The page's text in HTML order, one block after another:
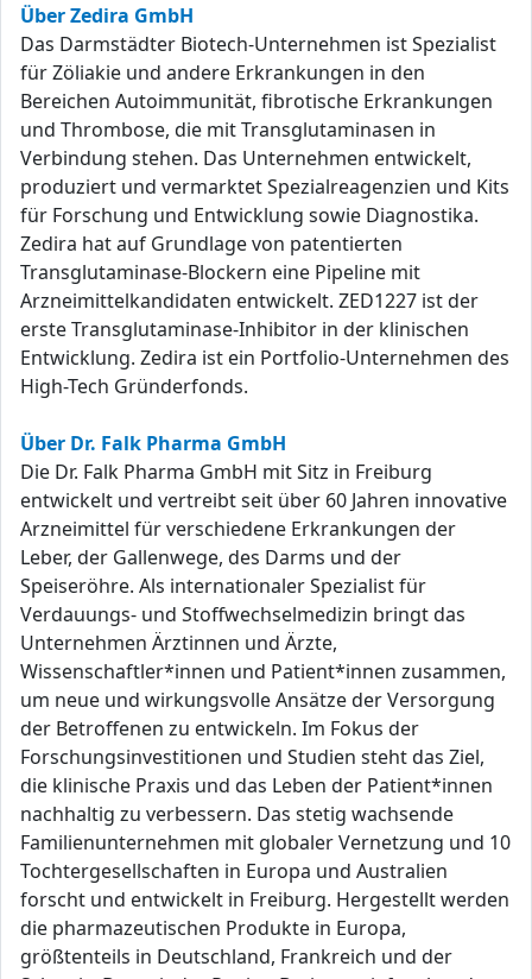
Über Zedira GmbH
Das Darmstädter Biotech-Unternehmen ist Spezialist
für Zöliakie und andere Erkrankungen in den
Bereichen Autoimmunität, fibrotische Erkrankungen
und Thrombose, die mit Transglutaminasen in
Verbindung stehen. Das Unternehmen entwickelt,
produziert und vermarktet Spezialreagenzien und Kits
für Forschung und Entwicklung sowie Diagnostika.
Zedira hat auf Grundlage von patentierten
Transglutaminase-Blockern eine Pipeline mit
Arzneimittelkandidaten entwickelt. ZED1227 ist der
erste Transglutaminase-Inhibitor in der klinischen
Entwicklung. Zedira ist ein Portfolio-Unternehmen des
High-Tech Gründerfonds.
Über Dr. Falk Pharma GmbH
Die Dr. Falk Pharma GmbH mit Sitz in Freiburg
entwickelt und vertreibt seit über 60 Jahren innovative
Arzneimittel für verschiedene Erkrankungen der
Leber, der Gallenwege, des Darms und der
Speiseröhre. Als internationaler Spezialist für
Verdauungs- und Stoffwechselmedizin bringt das
Unternehmen Ärztinnen und Ärzte,
Wissenschaftler*innen und Patient*innen zusammen,
um neue und wirkungsvolle Ansätze der Versorgung
der Betroffenen zu entwickeln. Im Fokus der
Forschungsinvestitionen und Studien steht das Ziel,
die klinische Praxis und das Leben der Patient*innen
nachhaltig zu verbessern. Das stetig wachsende
Familienunternehmen mit globaler Vernetzung und 10
Tochtergesellschaften in Europa und Australien
forscht und entwickelt in Freiburg. Hergestellt werden
die pharmazeutischen Produkte in Europa,
größtenteils in Deutschland, Frankreich und der